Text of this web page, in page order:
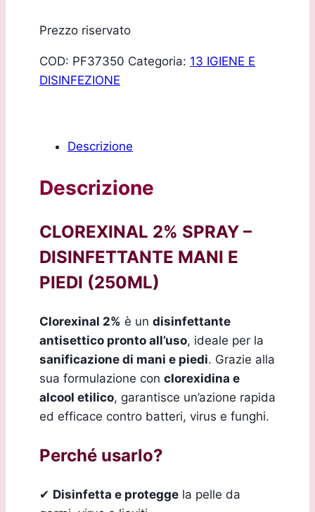
Prezzo riservato
COD: PF37350 Categoria: 13 IGIENE E
DISINFEZIONE
Descrizione
Descrizione
CLOREXINAL 2% SPRAY –
DISINFETTANTE MANI E
PIEDI (250ML)
Clorexinal 2% è un disinfettante
antisettico pronto all’uso, ideale per la
sanificazione di mani e piedi. Grazie alla
sua formulazione con clorexidina e
alcool etilico, garantisce un’azione rapida
ed efficace contro batteri, virus e funghi.
Perché usarlo?
✔ Disinfetta e protegge la pelle da